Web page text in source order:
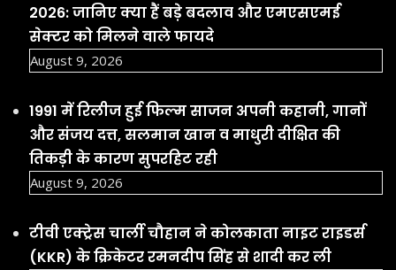
2026: जानिए क्या हैं बड़े बदलाव और एमएसएमई
सेक्टर को मिलने वाले फायदे
August 9, 2026
1991 में रिलीज हुई फिल्म साजन अपनी कहानी, गानों
और संजय दत्त, सलमान खान व माधुरी दीक्षित की
तिकड़ी के कारण सुपरहिट रही
August 9, 2026
टीवी एक्ट्रेस चार्ली चौहान ने कोलकाता नाइट राइडर्स
(KKR) के क्रिकेटर रमनदीप सिंह से शादी कर ली